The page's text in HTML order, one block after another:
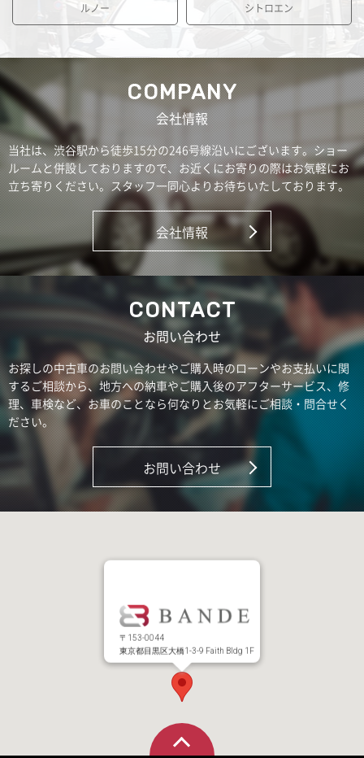
ルノー シトロエン
COMPANY
会社情報
当社は、渋谷駅から徒歩15分の246号線沿いにございます。ショー
ルームと併設しておりますので、お近くにお寄りの際はお気軽にお
立ち寄りください。スタッフ一同心よりお待ちいたしております。
会社情報
CONTACT
お問い合わせ
お探しの中古車のお問い合わせやご購入時のローンやお支払いに関
するご相談から、地方への納車やご購入後のアフターサービス、修
理、車検など、お車のことなら何なりとお気軽にご相談・問合せく
ださい。
お問い合わせ
〒153-0044
東京都目黒区大橋1-3-9 Faith Bldg 1F